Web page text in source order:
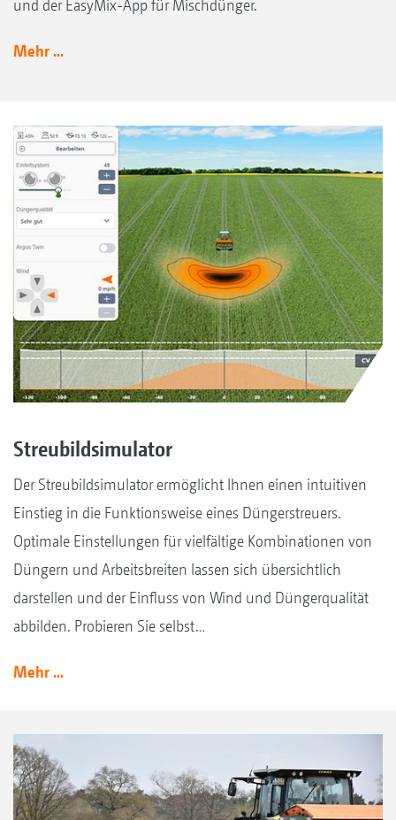
und der EasyMix-App für Mischdünger.
Mehr ...
Streubildsimulator
Der Streubildsimulator ermöglicht Ihnen einen intuitiven
Einstieg in die Funktionsweise eines Düngerstreuers.
Optimale Einstellungen für vielfältige Kombinationen von
Düngern und Arbeitsbreiten lassen sich übersichtlich
darstellen und der Einfluss von Wind und Düngerqualität
abbilden. Probieren Sie selbst…
Mehr ...